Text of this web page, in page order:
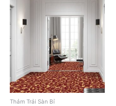
Thảm Trải Sàn Bỉ